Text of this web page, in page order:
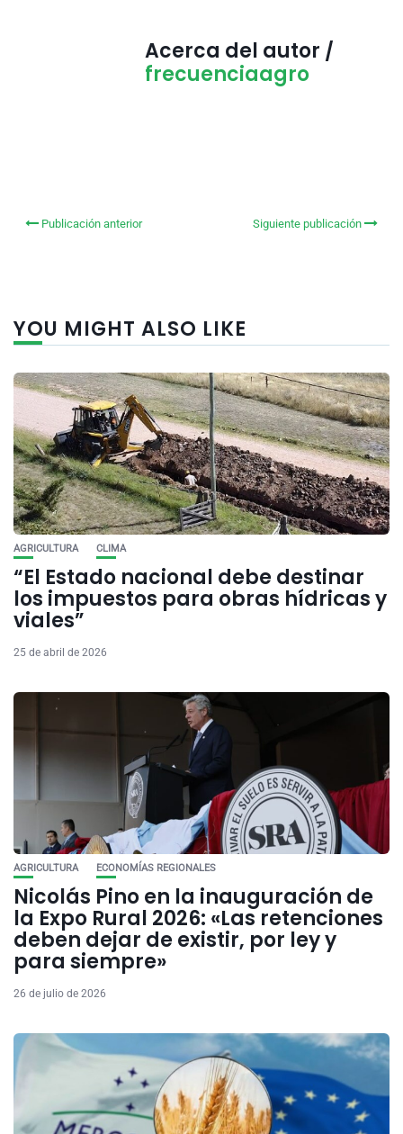
Acerca del autor /
frecuenciaagro
Publicación anterior Siguiente publicación
YOU MIGHT ALSO LIKE
AGRICULTURA CLIMA
“El Estado nacional debe destinar
los impuestos para obras hídricas y
viales”
25 de abril de 2026
AGRICULTURA ECONOMÍAS REGIONALES
Nicolás Pino en la inauguración de
la Expo Rural 2026: «Las retenciones
deben dejar de existir, por ley y
para siempre»
26 de julio de 2026